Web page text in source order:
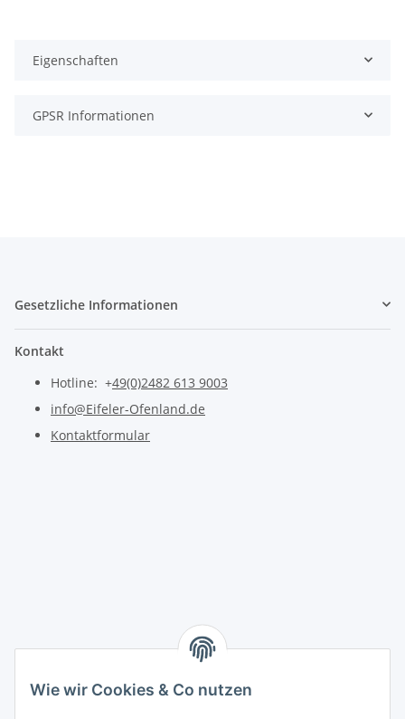
Eigenschaften
GPSR Informationen
Gesetzliche Informationen
Kontakt
Hotline: +49(0)2482 613 9003
info@Eifeler-Ofenland.de
Kontaktformular
Wie wir Cookies & Co nutzen